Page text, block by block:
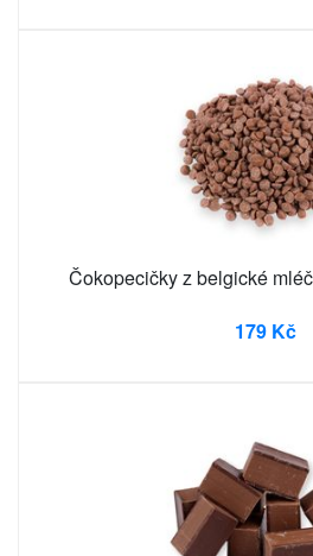
Čokopecičky z belgické
179 Kč